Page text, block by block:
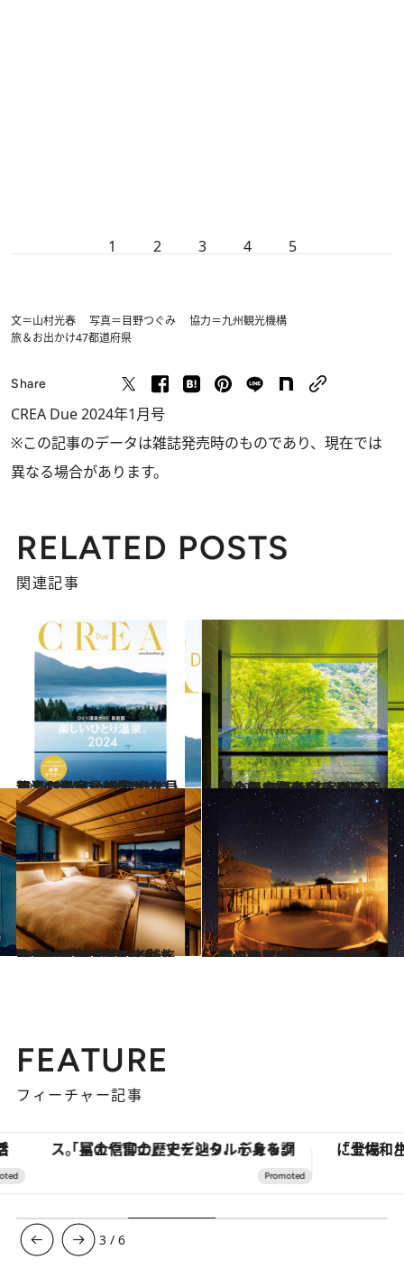
1 2 3 4 5
文＝山村光春 写真＝目野つぐみ 協力＝九州観光機構
旅＆お出かけ47都道府県
Share
CREA Due 2024年1月号
※この記事のデータは雑誌発売時のものであり、現在では
異なる場合があります。
RELATED POSTS
関連記事
2023.12.16
秘湯、名宿、絶景サウナ…CREA Due「ひとり温泉ガイド最新版 楽しいひとり温泉。2024」を見る
旅＆お出かけ 2022.12.22
もっと！楽しいひとり温泉。温泉賢者17人が選んだ今行くべき宿 実際に宿泊した17軒をピックアップ！
旅＆お出かけ
2023.11.28
大分・日田温泉の老舗旅館が“サウナ旅館”に生まれ変わった！「Ryokan ＆ Sauna Yorozuya Hita」
旅＆お出かけ 2022.6.27
【温泉賢者が語る】ぬる湯のすすめ 温泉に入れば入るほど魅力がわかる 全国のおススメぬる湯も紹介！
旅＆お出かけ
FEATURE
フィーチャー記事
「星のや富士」でデジタルデトックス。冨士信仰の歴史を辿り、心身を調える。
3 /6